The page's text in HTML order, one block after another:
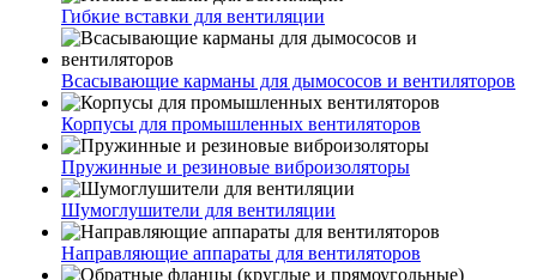
Гибкие вставки для вентиляции
Всасывающие карманы для дымососов и вентиляторов
Корпусы для промышленных вентиляторов
Пружинные и резиновые виброизоляторы
Шумоглушители для вентиляции
Направляющие аппараты для вентиляторов